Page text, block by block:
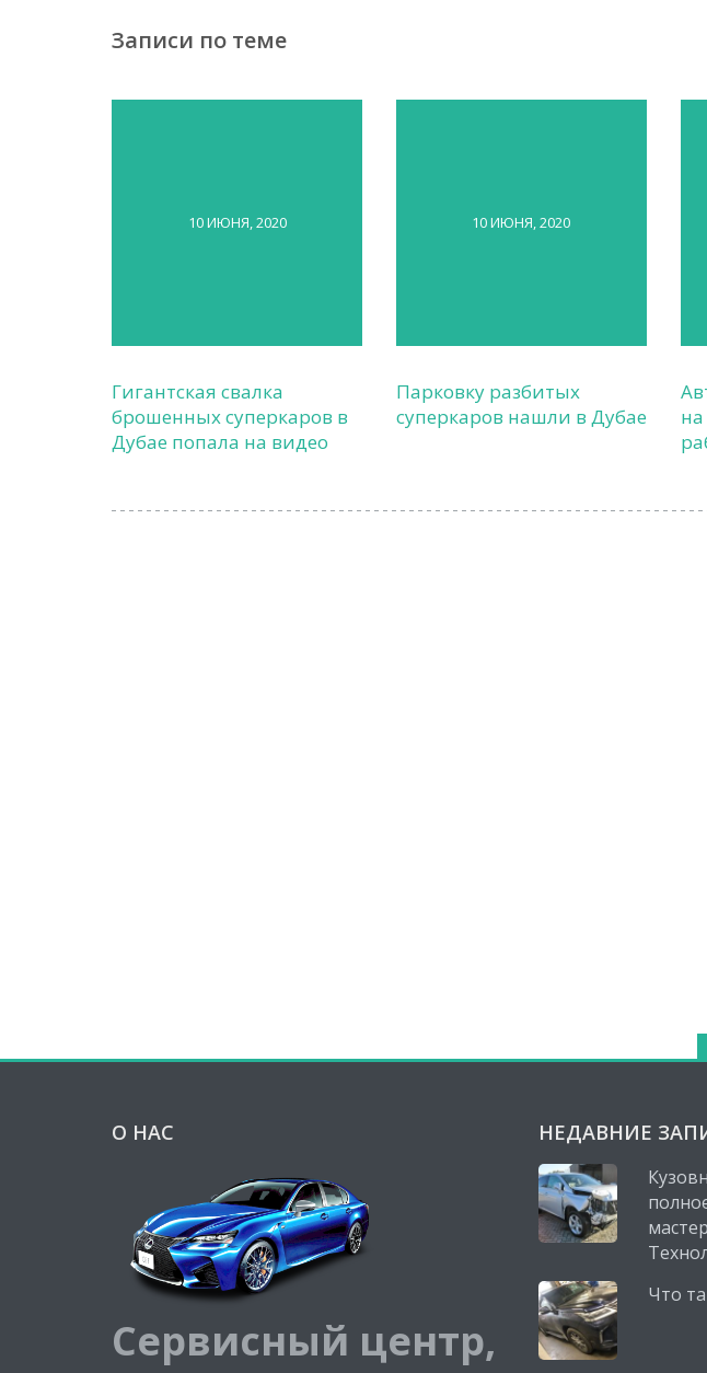
Записи по теме
10 ИЮНЯ, 2020
Гигантская свалка
брошенных суперкаров в
Дубае попала на видео
10 ИЮНЯ, 2020
Парковку разбитых
суперкаров нашли в Дубае
О НАС
Сервисный центр,
НЕДАВНИЕ
Что